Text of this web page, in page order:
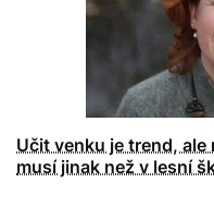
Učit venku je trend, ale
musí jinak než v lesní